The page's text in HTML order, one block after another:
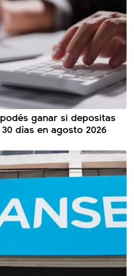
ganar si depositas
días en agosto 2026